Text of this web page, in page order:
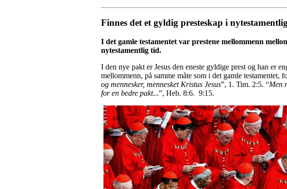
Finnes det et gyldig presteskap i
I det gamle testamentet var prestene mellommenn
nytestamentlig tid.
I den nye pakt er Jesus den eneste gyldige prest og han er
mellommenn, på samme måte som i det gamle testamentet,
og mennesker, mennesket Kristus Jesus”, 1. Tim. 2:5. “Men
for en bedre pakt...”, Heb. 8:6. 9:15.